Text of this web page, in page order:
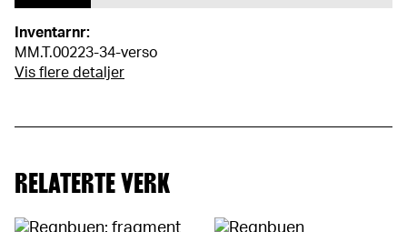
Inventarnr:
MM.T.00223-34-verso
Vis flere detaljer
RELATERTE VERK